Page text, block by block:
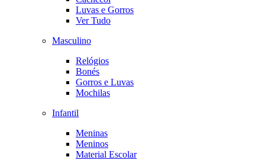
Luvas e Gorros
Ver Tudo
Masculino
Relógios
Bonés
Gorros e Luvas
Mochilas
Infantil
Meninas
Meninos
Material Escolar